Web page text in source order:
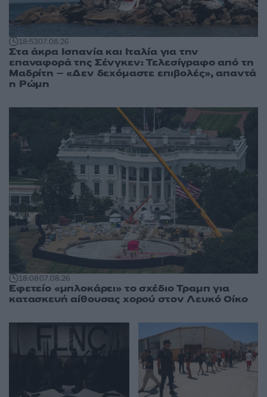
18:5307.08.26
Στα άκρα Ισπανία και Ιταλία για την
επαναφορά της Σένγκεν: Τελεσίγραφο από τη
Μαδρίτη – «Δεν δεχόμαστε επιβολές», απαντά
η Ρώμη
18:0807.08.26
Εφετείο «μπλοκάρει» το σχέδιο Τραμπ για
κατασκευή αίθουσας χορού στον Λευκό Οίκο